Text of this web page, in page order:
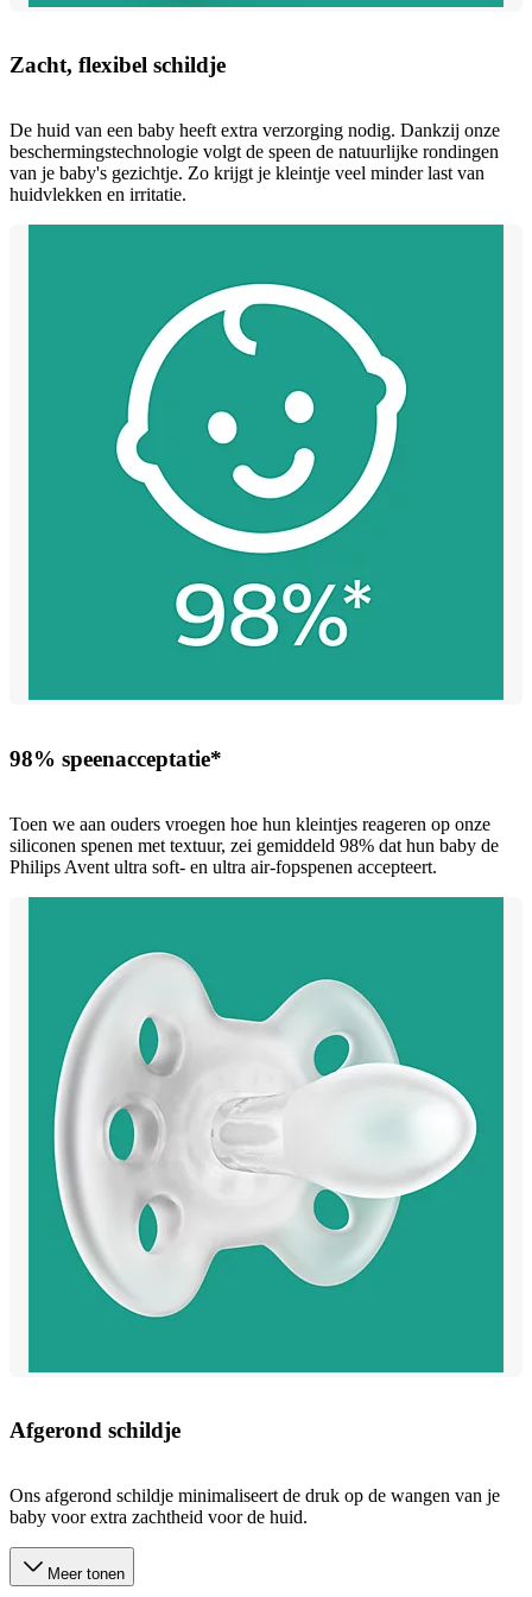
Zacht, flexibel schildje
De huid van een baby heeft extra verzorging nodig. Dankzij onze
beschermingstechnologie volgt de speen de natuurlijke rondingen
van je baby's gezichtje. Zo krijgt je kleintje veel minder last van
huidvlekken en irritatie.
98% speenacceptatie*
Toen we aan ouders vroegen hoe hun kleintjes reageren op onze
siliconen spenen met textuur, zei gemiddeld 98% dat hun baby de
Philips Avent ultra soft- en ultra air-fopspenen accepteert.
Afgerond schildje
Ons afgerond schildje minimaliseert de druk op de wangen van je
baby voor extra zachtheid voor de huid.
Meer tonen